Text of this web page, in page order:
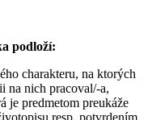
podloží:
charakteru, na ktorých
na nich pracoval/-a,
je predmetom preukáže
resp. potvrdením